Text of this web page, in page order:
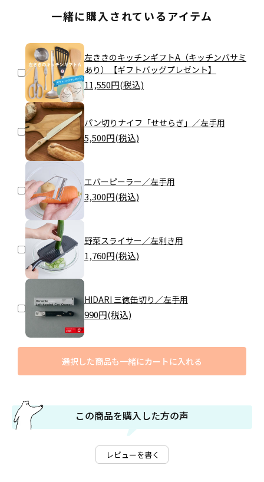
一緒に購入されているアイテム
左ききのキッチンギフトA（キッチンバサミ
あり）【ギフトバッグプレゼント】
11,550円(税込)
パン切りナイフ「せせらぎ」／左手用
5,500円(税込)
エバーピーラー／左手用
3,300円(税込)
野菜スライサー／左利き用
1,760円(税込)
HIDARI 三徳缶切り／左手用
990円(税込)
選択した商品も一緒にカートに入れる
この商品を購入した方の声
レビューを書く